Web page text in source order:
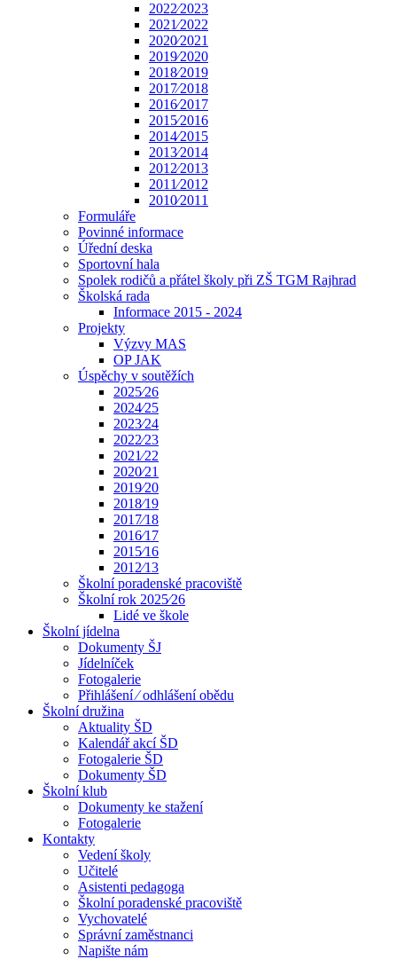
2022⁄2023
2021⁄2022
2020⁄2021
2019⁄2020
2018⁄2019
2017⁄2018
2016⁄2017
2015⁄2016
2014⁄2015
2013⁄2014
2012⁄2013
2011⁄2012
2010⁄2011
Formuláře
Povinné informace
Úřední deska
Sportovní hala
Spolek rodičů a přátel školy při ZŠ TGM Rajhrad
Školská rada
Informace 2015 - 2024
Projekty
Výzvy MAS
OP JAK
Úspěchy v soutěžích
2025⁄26
2024⁄25
2023⁄24
2022⁄23
2021⁄22
2020⁄21
2019⁄20
2018⁄19
2017⁄18
2016⁄17
2015⁄16
2012⁄13
Školní poradenské pracoviště
Školní rok 2025⁄26
Lidé ve škole
Školní jídelna
Dokumenty ŠJ
Jídelníček
Fotogalerie
Přihlášení ⁄ odhlášení obědu
Školní družina
Aktuality ŠD
Kalendář akcí ŠD
Fotogalerie ŠD
Dokumenty ŠD
Školní klub
Dokumenty ke stažení
Fotogalerie
Kontakty
Vedení školy
Učitelé
Asistenti pedagoga
Školní poradenské pracoviště
Vychovatelé
Správní zaměstnanci
Napište nám